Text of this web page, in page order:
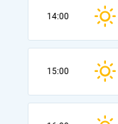
14:00
15:00